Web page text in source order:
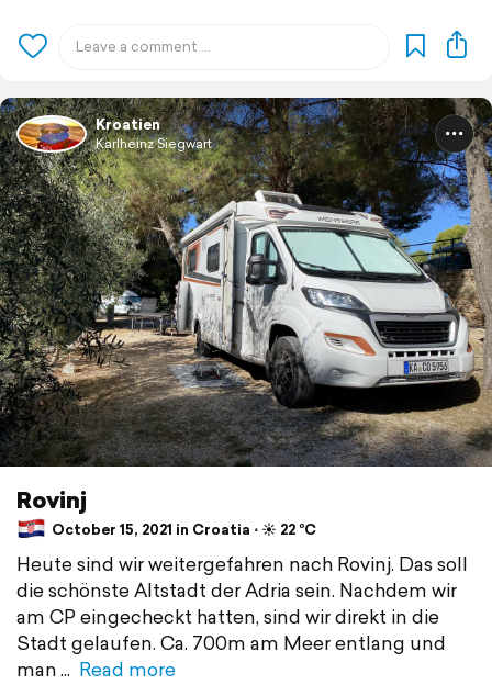
Kroatien
Karlheinz Siegwart
Rovinj
October 15, 2021 in Croatia ⋅ ☀️ 22 °C
Heute sind wir weitergefahren nach Rovinj. Das soll
die schönste Altstadt der Adria sein. Nachdem wir
am CP eingecheckt hatten, sind wir direkt in die
Stadt gelaufen. Ca. 700m am Meer entlang und
man
Read more